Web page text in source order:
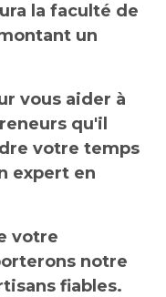
la faculté de
un
vous aider à
qu'il
votre temps
expert en
votre
notre
fiables.